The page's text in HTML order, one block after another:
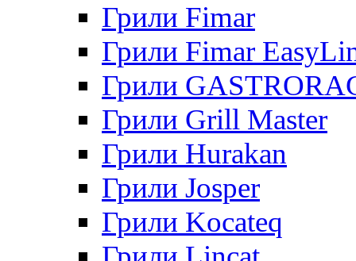
Грили Fimar
Грили Fimar
Грили
Грили Grill Master
Грили Hurakan
Грили Josper
Грили Kocateq